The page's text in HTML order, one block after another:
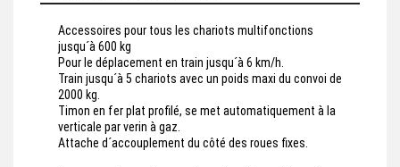
Accessoires pour tous les chariots multifonctions
jusqu´à 600 kg
Pour le déplacement en train jusqu´à 6 km/h.
Train jusqu´à 5 chariots avec un poids maxi du convoi de
2000 kg.
Timon en fer plat profilé, se met automatiquement à la
verticale par verin à gaz.
Attache d´accouplement du côté des roues fixes.